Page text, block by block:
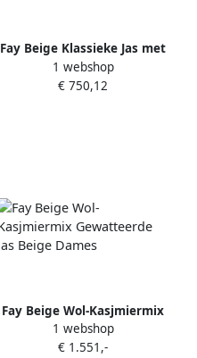
Fay Beige Klassieke Jas met
Reverskraag Beige Dames
1 webshop
€ 750,12
Fay Beige Wol-Kasjmiermix
Gewatteerde Jas Beige
Dames
1 webshop
€ 1.551,-